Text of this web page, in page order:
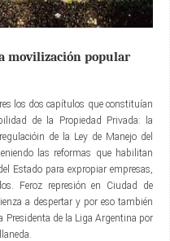
movilización popular
los dos capítulos que constituían
de la Propiedad Privada: la
de la Ley de Manejo del
las reformas que habilitan
Estado para expropiar empresas,
Feroz represión en Ciudad de
a despertar y por eso también
Presidenta de la Liga Argentina por